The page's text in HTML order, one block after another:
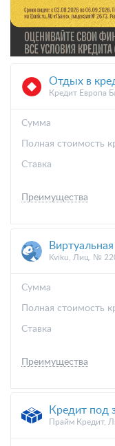
Отдых в
Кредит Европа
Cумма
Полная стоимость
Ставка
Преимущества
Kviku, Лиц. №
Cумма
Полная стоимость
Ставка
Преимущества
Кредит под
Прайм Кредит,